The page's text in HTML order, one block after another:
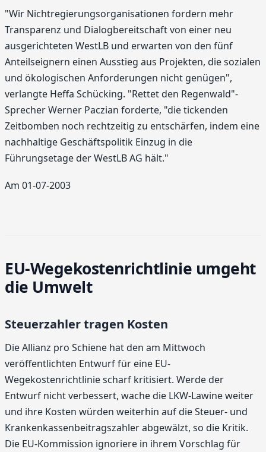
"Wir Nichtregierungsorganisationen fordern mehr
Transparenz und Dialogbereitschaft von einer neu
ausgerichteten WestLB und erwarten von den fünf
Anteilseignern einen Ausstieg aus Projekten, die sozialen
und ökologischen Anforderungen nicht genügen",
verlangte Heffa Schücking. "Rettet den Regenwald"-
Sprecher Werner Paczian forderte, "die tickenden
Zeitbomben noch rechtzeitig zu entschärfen, indem eine
nachhaltige Geschäftspolitik Einzug in die
Führungsetage der WestLB AG hält."
Am 01-07-2003
EU-Wegekostenrichtlinie umgeht
die Umwelt
Steuerzahler tragen Kosten
Die Allianz pro Schiene hat den am Mittwoch
veröffentlichten Entwurf für eine EU-
Wegekostenrichtlinie scharf kritisiert. Werde der
Entwurf nicht verbessert, wache die LKW-Lawine weiter
und ihre Kosten würden weiterhin auf die Steuer- und
Krankenkassenbeitragszahler abgewälzt, so die Kritik.
Die EU-Kommission ignoriere in ihrem Vorschlag für